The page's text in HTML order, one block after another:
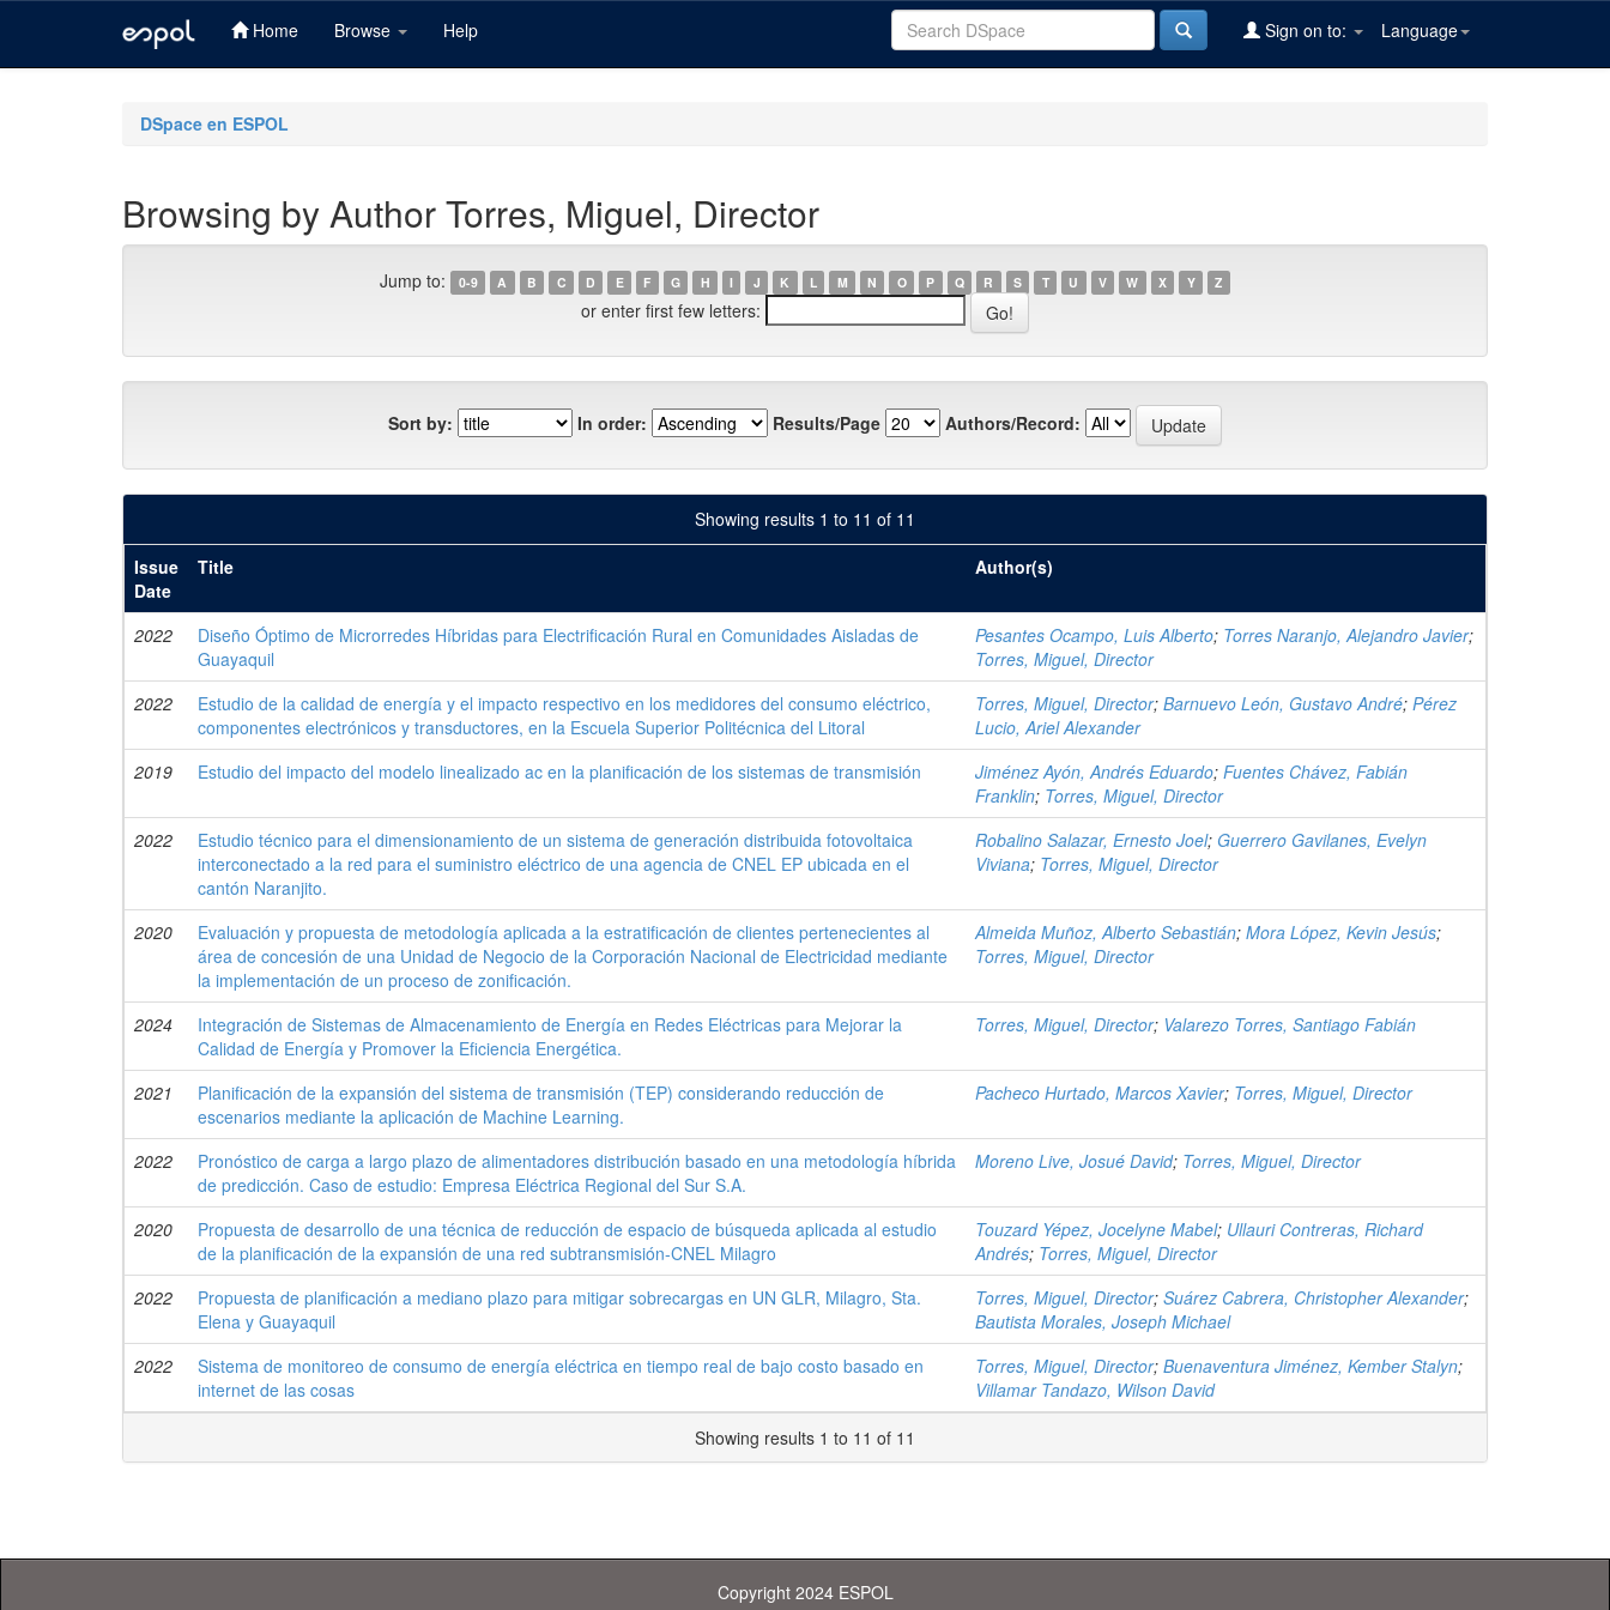
Home Browse Help Language
Sign on to:
DSpace en ESPOL
Browsing by Author Torres, Miguel, Director
Jump to: 0-9 A B C D E F G H I J K L M N O P Q R S T U V W X Y Z
or enter first few letters:
Sort by: In order: Results/Page Authors/Record:
Showing results 1 to 11 of 11
Issue
Date
Title Author(s)
2022
Diseño Óptimo de Microrredes Híbridas para Electrificación Rural en Comunidades Aisladas de
Guayaquil
Pesantes Ocampo, Luis Alberto; Torres Naranjo, Alejandro Javier;
Torres, Miguel, Director
2022
Estudio de la calidad de energía y el impacto respectivo en los medidores del consumo eléctrico,
componentes electrónicos y transductores, en la Escuela Superior Politécnica del Litoral
Torres, Miguel, Director; Barnuevo León, Gustavo André; Pérez
Lucio, Ariel Alexander
2019
Estudio del impacto del modelo linealizado ac en la planificación de los sistemas de transmisión Jiménez Ayón, Andrés Eduardo; Fuentes Chávez, Fabián
Franklin; Torres, Miguel, Director
2022
Estudio técnico para el dimensionamiento de un sistema de generación distribuida fotovoltaica
interconectado a la red para el suministro eléctrico de una agencia de CNEL EP ubicada en el
cantón Naranjito.
Robalino Salazar, Ernesto Joel; Guerrero Gavilanes, Evelyn
Viviana; Torres, Miguel, Director
2020
Evaluación y propuesta de metodología aplicada a la estratificación de clientes pertenecientes al
área de concesión de una Unidad de Negocio de la Corporación Nacional de Electricidad mediante
la implementación de un proceso de zonificación.
Almeida Muñoz, Alberto Sebastián; Mora López, Kevin Jesús;
Torres, Miguel, Director
2024
Integración de Sistemas de Almacenamiento de Energía en Redes Eléctricas para Mejorar la
Calidad de Energía y Promover la Eficiencia Energética.
Torres, Miguel, Director; Valarezo Torres, Santiago Fabián
2021
Planificación de la expansión del sistema de transmisión (TEP) considerando reducción de
escenarios mediante la aplicación de Machine Learning.
Pacheco Hurtado, Marcos Xavier; Torres, Miguel, Director
2022
Pronóstico de carga a largo plazo de alimentadores distribución basado en una metodología híbrida
de predicción. Caso de estudio: Empresa Eléctrica Regional del Sur S.A.
Moreno Live, Josué David; Torres, Miguel, Director
2020
Propuesta de desarrollo de una técnica de reducción de espacio de búsqueda aplicada al estudio
de la planificación de la expansión de una red subtransmisión-CNEL Milagro
Touzard Yépez, Jocelyne Mabel; Ullauri Contreras, Richard
Andrés; Torres, Miguel, Director
2022
Propuesta de planificación a mediano plazo para mitigar sobrecargas en UN GLR, Milagro, Sta.
Elena y Guayaquil
Torres, Miguel, Director; Suárez Cabrera, Christopher Alexander;
Bautista Morales, Joseph Michael
2022
Sistema de monitoreo de consumo de energía eléctrica en tiempo real de bajo costo basado en
internet de las cosas
Torres, Miguel, Director; Buenaventura Jiménez, Kember Stalyn;
Villamar Tandazo, Wilson David
Showing results 1 to 11 of 11
Copyright 2024 ESPOL